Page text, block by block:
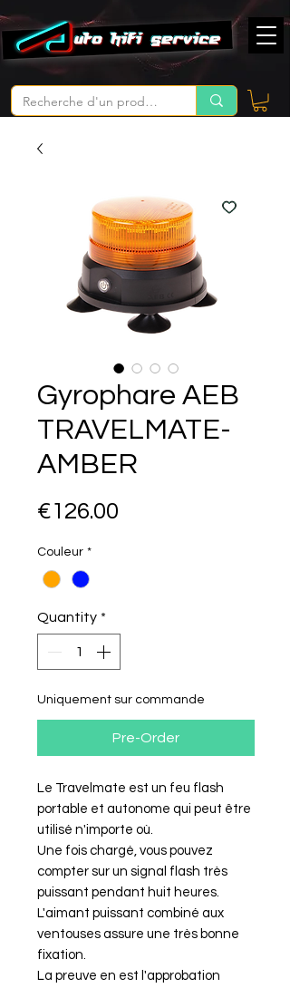
Gyrophare AEB
TRAVELMATE-
AMBER
€126.00
Couleur *
Quantity *
Uniquement sur commande
Pre-Order
Le Travelmate est un feu flash
portable et autonome qui peut être
utilisé n'importe où.
Une fois chargé, vous pouvez
compter sur un signal flash très
puissant pendant huit heures.
L'aimant puissant combiné aux
ventouses assure une très bonne
fixation.
La preuve en est l'approbation